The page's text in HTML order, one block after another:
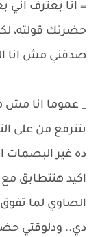
= انا بعترف اني
حضرتك قولته،
صدقني مش انا
_ عموما انا
بتترفع من على
ده غير البصمات
اكيد هتتطابق
الصاوي لما
دي.. ودلوقتي